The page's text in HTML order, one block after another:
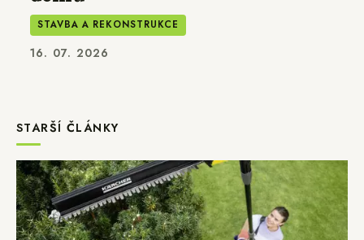
STAVBA A REKONSTRUKCE
16. 07. 2026
STARŠÍ ČLÁNKY